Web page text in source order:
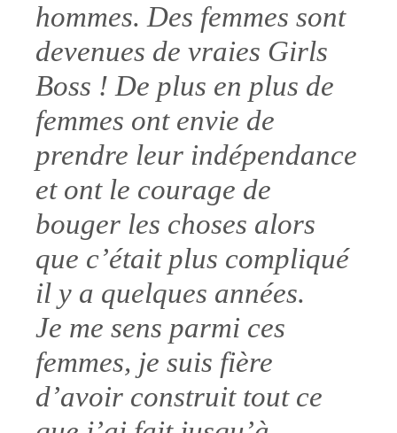
hommes. Des femmes sont
devenues de vraies Girls
Boss ! De plus en plus de
femmes ont envie de
prendre leur indépendance
et ont le courage de
bouger les choses alors
que c’était plus compliqué
il y a quelques années.
Je me sens parmi ces
femmes, je suis fière
d’avoir construit tout ce